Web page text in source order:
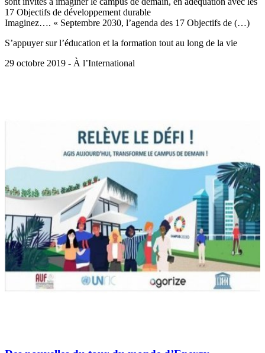
17 Objectifs de développement durable
Imaginez…. « Septembre 2030, l’agenda des 17 Objectifs de (…)
S’appuyer sur l’éducation et la formation tout au long de la vie
29 octobre 2019 - À l’International